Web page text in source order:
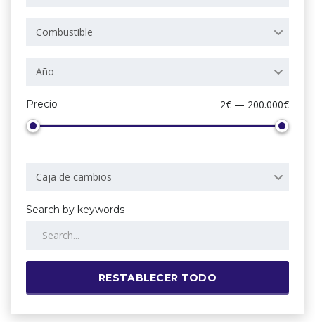
Combustible
Año
Precio 2€ — 200.000€
Caja de cambios
Search by keywords
RESTABLECER TODO